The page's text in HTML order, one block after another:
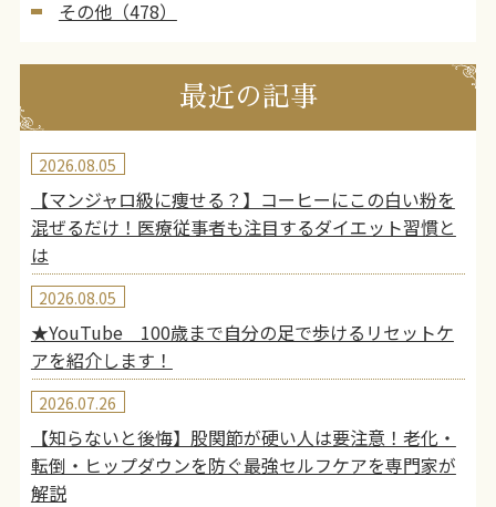
その他（478）
最近の記事
【マンジャロ級に痩せる？】コーヒーにこの白い粉を
混ぜるだけ！医療従事者も注目するダイエット習慣と
は
2026.08.05
★YouTube 100歳まで自分の足で歩けるリセットケ
アを紹介します！
2026.08.05
【知らないと後悔】股関節が硬い人は要注意！老化・
転倒・ヒップダウンを防ぐ最強セルフケアを専門家が
解説
2026.07.26